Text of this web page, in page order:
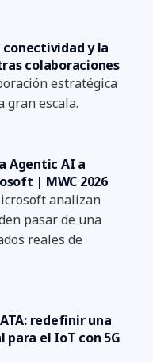
y la
colaboraciones
estratégica
gran escala.
Agentic AI a
| MWC 2026
analizan
pasar de una
reales de
redefinir una
para el IoT con 5G